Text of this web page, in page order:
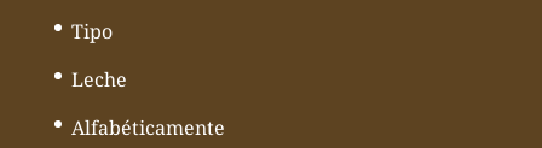
Tipo
Leche
Alfabéticamente